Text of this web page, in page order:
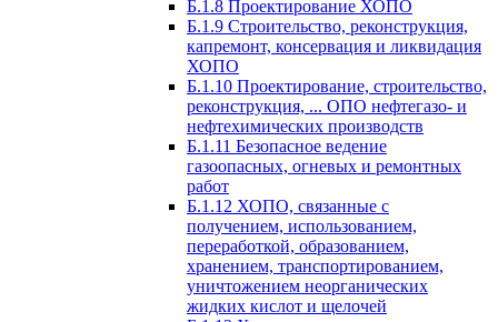
Б.1.8 Проектирование ХОПО
Б.1.9 Строительство, реконструкция,
капремонт, консервация и ликвидация
ХОПО
Б.1.10 Проектирование, строительство,
реконструкция, ... ОПО нефтегазо- и
нефтехимических производств
Б.1.11 Безопасное ведение
газоопасных, огневых и ремонтных
работ
Б.1.12 ХОПО, связанные с
получением, использованием,
переработкой, образованием,
хранением, транспортированием,
уничтожением неорганических
жидких кислот и щелочей